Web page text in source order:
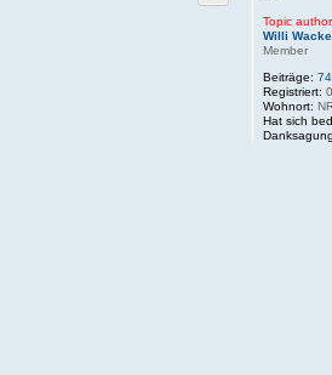
Topic author
Willi
Member
Beiträge:
Registriert:
Wohnort:
Hat sich